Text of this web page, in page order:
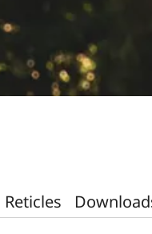
Reticles